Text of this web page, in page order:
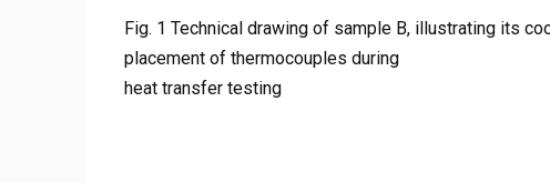
Fig. 1 Technical drawing of sample B, illustrating its
placement of thermocouples during
heat transfer testing